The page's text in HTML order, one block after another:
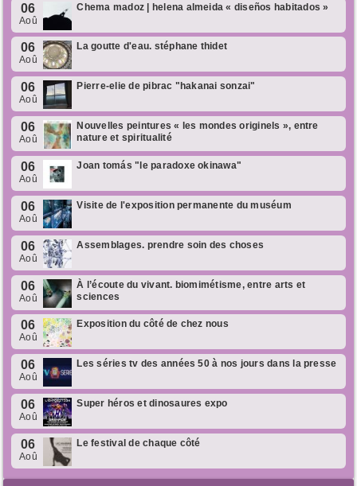
06
Aoû
Chema madoz | helena almeida « diseños habitados »
06
Aoû
La goutte d'eau. stéphane thidet
06
Aoû
Pierre-elie de pibrac "hakanai sonzai"
06
Aoû
Nouvelles peintures « les mondes originels », entre
nature et spiritualité
06
Aoû
Joan tomás "le paradoxe okinawa"
06
Aoû
Visite de l'exposition permanente du muséum
06
Aoû
Assemblages. prendre soin des choses
06
Aoû
À l’écoute du vivant. biomimétisme, entre arts et
sciences
06
Aoû
Exposition du côté de chez nous
06
Aoû
Les séries tv des années 50 à nos jours dans la presse
06
Aoû
Super héros et dinosaures expo
06
Aoû
Le festival de chaque côté